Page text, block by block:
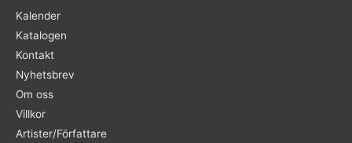
Kalender
Katalogen
Kontakt
Nyhetsbrev
Om oss
Villkor
Artister/Författare